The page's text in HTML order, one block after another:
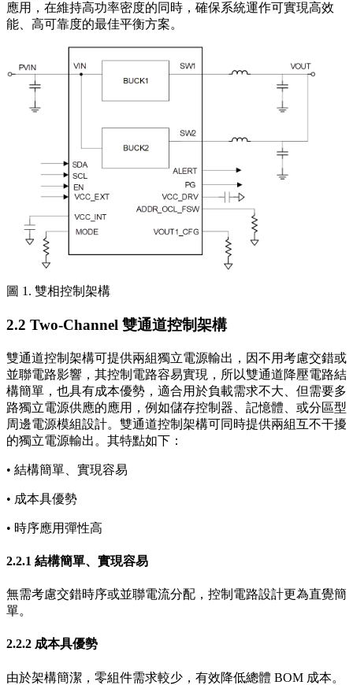
應用，在維持高功率密度的同時，確保系統運作可實現高效
能、高可靠度的最佳平衡方案。
圖 1. 雙相控制架構
2.2 Two-Channel 雙通道控制架構
雙通道控制架構可提供兩組獨立電源輸出，因不用考慮交錯或
並聯電路影響，其控制電路容易實現，所以雙通道降壓電路結
構簡單，也具有成本優勢，適合用於負載需求不大、但需要多
路獨立電源供應的應用，例如儲存控制器、記憶體、或分區型
周邊電源模組設計。雙通道控制架構可同時提供兩組互不干擾
的獨立電源輸出。其特點如下：
• 結構簡單、實現容易
• 成本具優勢
• 時序應用彈性高
2.2.1 結構簡單、實現容易
無需考慮交錯時序或並聯電流分配，控制電路設計更為直覺簡
單。
2.2.2 成本具優勢
由於架構簡潔，零組件需求較少，有效降低總體 BOM 成本。